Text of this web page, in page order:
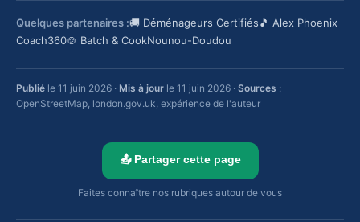
Quelques partenaires :🚚 Déménageurs Certifiés🎵 Alex Phoenix
Coach360🍲 Batch & CookNounou-Doudou
Publié le 11 juin 2026 · Mis à jour le 11 juin 2026 · Sources :
OpenStreetMap, london.gov.uk, expérience de l'auteur
📤 Partager cette page
Faites connaître nos rubriques autour de vous